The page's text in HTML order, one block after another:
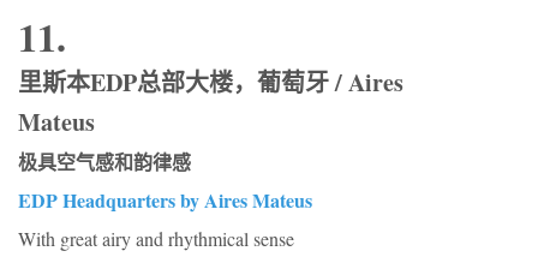
11.
里斯本EDP总部大楼，葡萄牙 / Aires
Mateus
极具空气感和韵律感
EDP Headquarters by Aires Mateus
With great airy and rhythmical sense